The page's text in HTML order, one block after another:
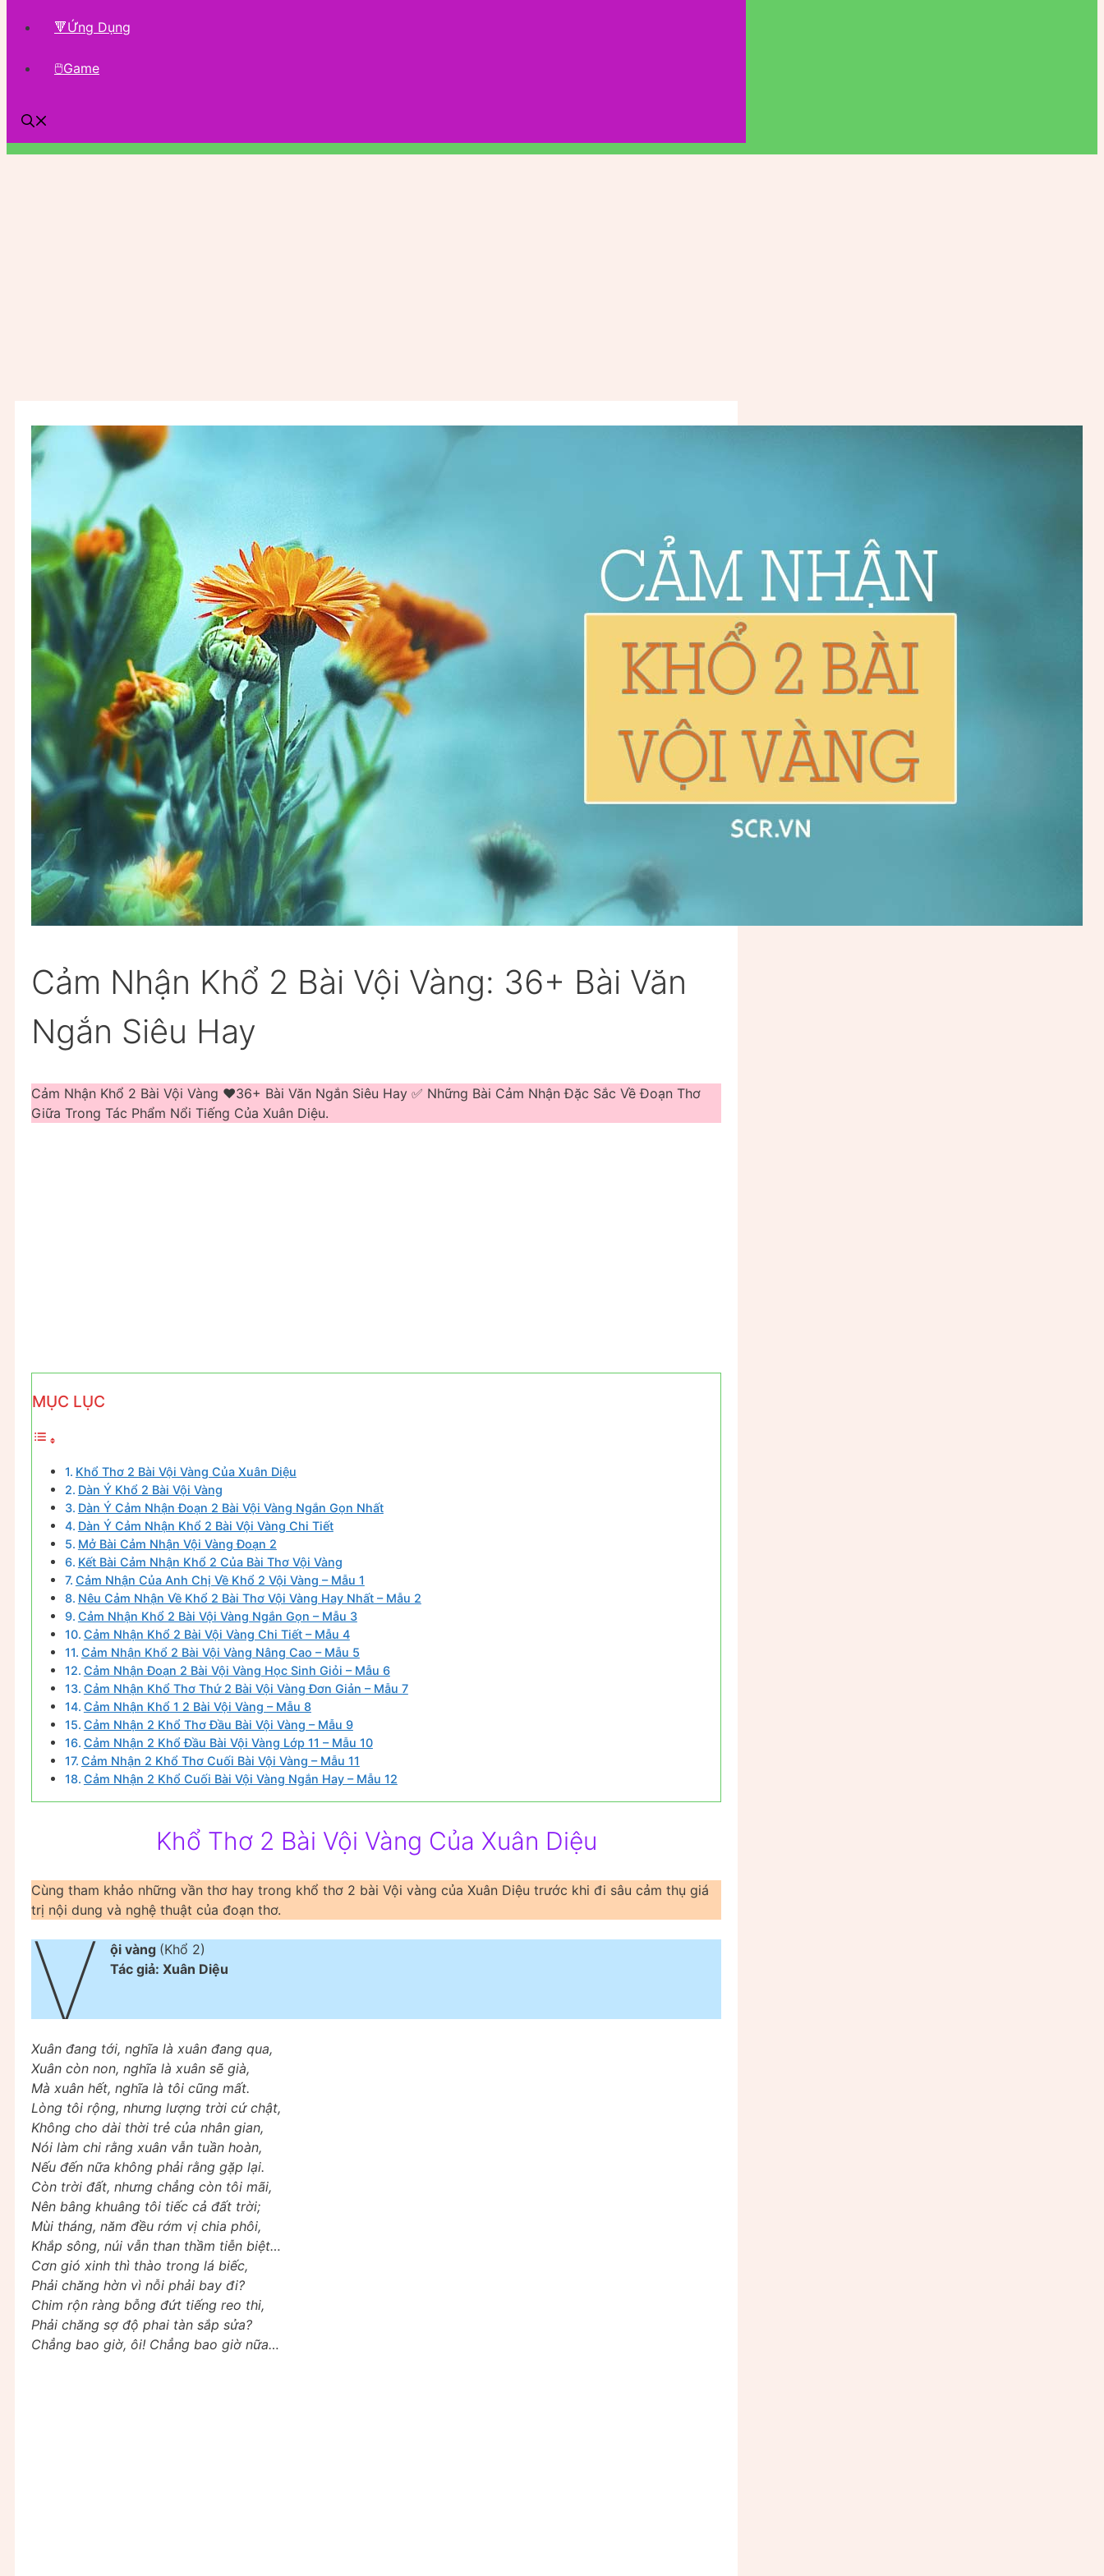
🔻Ứng Dụng
🖱Game
Cảm Nhận Khổ 2 Bài Vội Vàng: 36+ Bài Văn
Ngắn Siêu Hay
Cảm Nhận Khổ 2 Bài Vội Vàng ❤️️36+ Bài Văn Ngắn Siêu Hay ✅ Những Bài Cảm Nhận Đặc Sắc Về Đoạn Thơ
Giữa Trong Tác Phẩm Nổi Tiếng Của Xuân Diệu.
MỤC LỤC
Khổ Thơ 2 Bài Vội Vàng Của Xuân Diệu
Dàn Ý Khổ 2 Bài Vội Vàng
Dàn Ý Cảm Nhận Đoạn 2 Bài Vội Vàng Ngắn Gọn Nhất
Dàn Ý Cảm Nhận Khổ 2 Bài Vội Vàng Chi Tiết
Mở Bài Cảm Nhận Vội Vàng Đoạn 2
Kết Bài Cảm Nhận Khổ 2 Của Bài Thơ Vội Vàng
Cảm Nhận Của Anh Chị Về Khổ 2 Vội Vàng – Mẫu 1
Nêu Cảm Nhận Về Khổ 2 Bài Thơ Vội Vàng Hay Nhất – Mẫu 2
Cảm Nhận Khổ 2 Bài Vội Vàng Ngắn Gọn – Mẫu 3
Cảm Nhận Khổ 2 Bài Vội Vàng Chi Tiết – Mẫu 4
Cảm Nhận Khổ 2 Bài Vội Vàng Nâng Cao – Mẫu 5
Cảm Nhận Đoạn 2 Bài Vội Vàng Học Sinh Giỏi – Mẫu 6
Cảm Nhận Khổ Thơ Thứ 2 Bài Vội Vàng Đơn Giản – Mẫu 7
Cảm Nhận Khổ 1 2 Bài Vội Vàng – Mẫu 8
Cảm Nhận 2 Khổ Thơ Đầu Bài Vội Vàng – Mẫu 9
Cảm Nhận 2 Khổ Đầu Bài Vội Vàng Lớp 11 – Mẫu 10
Cảm Nhận 2 Khổ Thơ Cuối Bài Vội Vàng – Mẫu 11
Cảm Nhận 2 Khổ Cuối Bài Vội Vàng Ngắn Hay – Mẫu 12
Khổ Thơ 2 Bài Vội Vàng Của Xuân Diệu
Cùng tham khảo những vần thơ hay trong khổ thơ 2 bài Vội vàng của Xuân Diệu trước khi đi sâu cảm thụ giá
trị nội dung và nghệ thuật của đoạn thơ.
V ội vàng (Khổ 2)
Tác giả: Xuân Diệu
Xuân đang tới, nghĩa là xuân đang qua,
Xuân còn non, nghĩa là xuân sẽ già,
Mà xuân hết, nghĩa là tôi cũng mất.
Lòng tôi rộng, nhưng lượng trời cứ chật,
Không cho dài thời trẻ của nhân gian,
Nói làm chi rằng xuân vẫn tuần hoàn,
Nếu đến nữa không phải rằng gặp lại.
Còn trời đất, nhưng chẳng còn tôi mãi,
Nên bâng khuâng tôi tiếc cả đất trời;
Mùi tháng, năm đều rớm vị chia phôi,
Khắp sông, núi vẫn than thầm tiễn biệt…
Cơn gió xinh thì thào trong lá biếc,
Phải chăng hờn vì nỗi phải bay đi?
Chim rộn ràng bỗng đứt tiếng reo thi,
Phải chăng sợ độ phai tàn sắp sửa?
Chẳng bao giờ, ôi! Chẳng bao giờ nữa…